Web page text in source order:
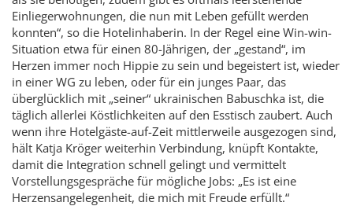
Einliegerwohnungen, die nun mit Leben gefüllt werden
konnten“, so die Hotelinhaberin. In der Regel eine Win-win-
Situation etwa für einen 80-Jährigen, der „gestand“, im
Herzen immer noch Hippie zu sein und begeistert ist, wieder
in einer WG zu leben, oder für ein junges Paar, das
überglücklich mit „seiner“ ukrainischen Babuschka ist, die
täglich allerlei Köstlichkeiten auf den Esstisch zaubert. Auch
wenn ihre Hotelgäste-auf-Zeit mittlerweile ausgezogen sind,
hält Katja Kröger weiterhin Verbindung, knüpft Kontakte,
damit die Integration schnell gelingt und vermittelt
Vorstellungsgespräche für mögliche Jobs: „Es ist eine
Herzensangelegenheit, die mich mit Freude erfüllt.“